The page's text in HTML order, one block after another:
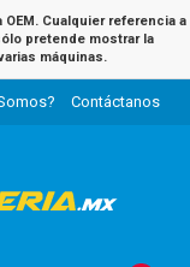
Cualquier referencia a
pretende mostrar la
máquinas.
Contáctanos